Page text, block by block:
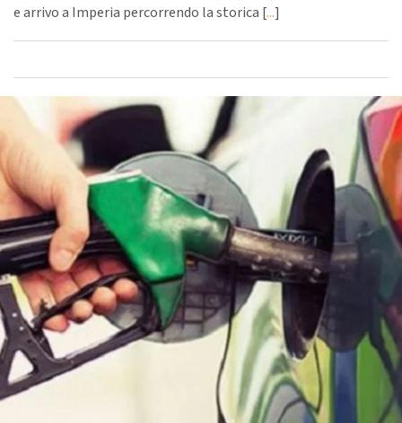
e arrivo a Imperia percorrendo la storica [...]